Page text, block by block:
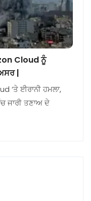
Cloud ਨੂੰ
|
‘ਤੇ ਈਰਾਨੀ ਹਮਲਾ,
ਜਾਰੀ ਤਣਾਅ ਦੇ